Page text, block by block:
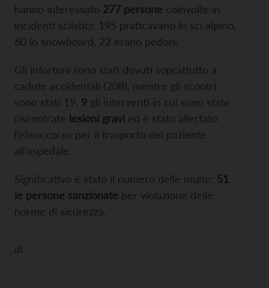
hanno interessato 277 persone coinvolte in
incidenti sciistici: 195 praticavano lo sci alpino,
60 lo snowboard, 22 erano pedoni.
Gli infortuni sono stati dovuti soprattutto a
cadute accidentali (208), mentre gli scontri
sono stati 19. 9 gli interventi in cui sono state
riscontrate lesioni gravi ed è stato allertato
l’elisoccorso per il trasporto del paziente
all’ospedale.
Significativo è stato il numero delle multe: 51
le persone sanzionate per violazione delle
norme di sicurezza.
di